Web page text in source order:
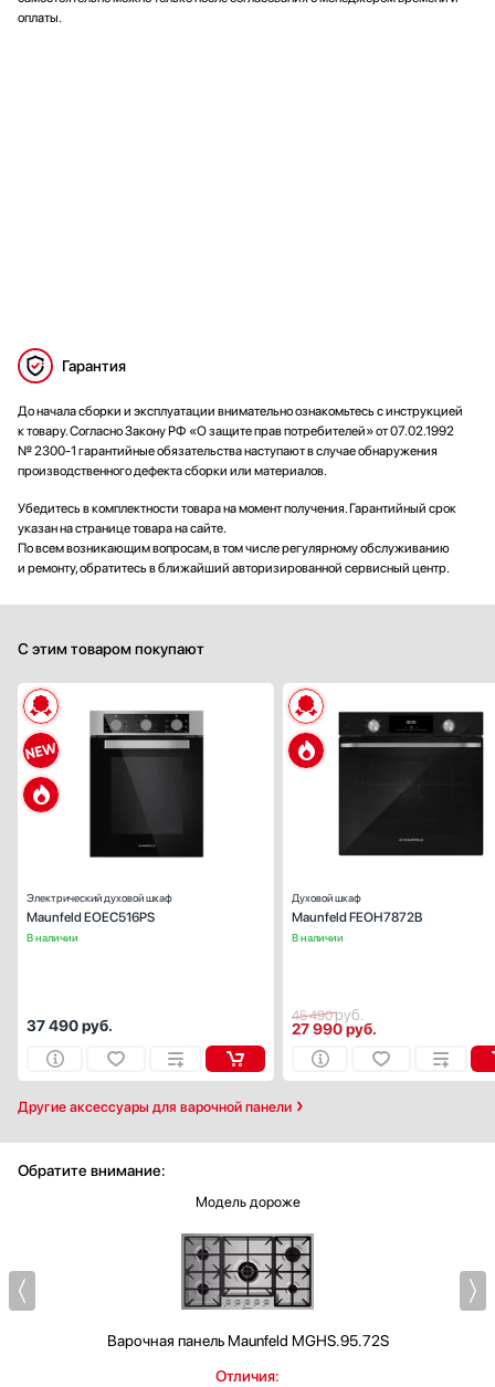
оплаты.
Гарантия
До начала сборки и эксплуатации внимательно ознакомьтесь с инструкцией
к товару. Согласно Закону РФ «О защите прав потребителей» от 07.02.1992
№ 2300-1 гарантийные обязательства наступают в случае обнаружения
производственного дефекта сборки или материалов.
Убедитесь в комплектности товара на момент получения. Гарантийный срок
указан на странице товара на сайте.
По всем возникающим вопросам, в том числе регулярному обслуживанию
и ремонту, обратитесь в ближайший авторизированной сервисный центр.
С этим товаром покупают
Другие аксессуары для варочной панели
В наличии
Электрический духовой шкаф
Maunfeld EOEC516PS
Способ подключения:
Ширина (см):
нержавеющая
37 490руб.
В наличии
Духовой шкаф
Maunfeld FEOH7872B
45 490руб.
27 990руб.
Обратите внимание:
Модель дороже
Варочная панельMaunfeld MGHS.95.72S
Отличия: